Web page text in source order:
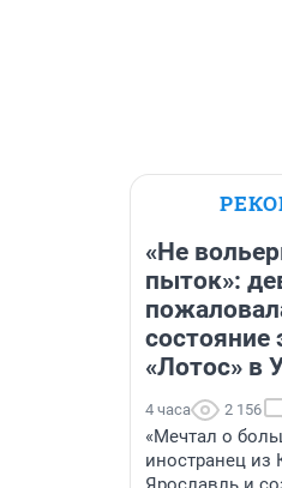
«Не
пыток»:
состояние
«Лотос» в
4 часа 2 156
«Мечтал о
иностранец из